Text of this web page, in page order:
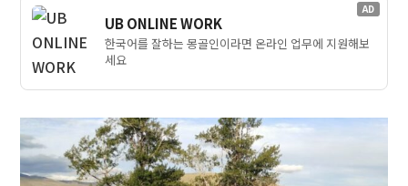
AD
UB ONLINE WORK
한국어를 잘하는 몽골인이라면 온라인 업무에 지원해보
세요